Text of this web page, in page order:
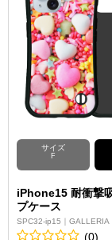
注意ください。
サイズ
F
iPhone15 耐衝撃
プケース
SPC32-ip15｜GALLERIA
(0)